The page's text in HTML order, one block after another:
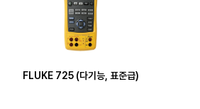
FLUKE 725 (다기능, 표준급)